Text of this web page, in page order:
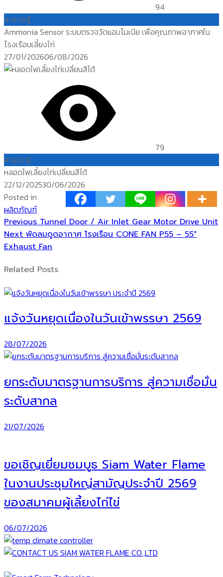
94
สาระน่ารู้
Ammonia Sensor ระบบตรวจวัดแอมโมเนีย เพื่อคุณภาพอากาศใน
โรงเรือนเลี้ยงไก่
Posted
on
27/01/202606/08/2026
79
สาระน่ารู้
หลอดไฟเลี้ยงไก่เปลี่ยนสีได้
Posted
on
22/12/202530/06/2026
Posted in
ผลิตภัณฑ์
แนะแนว
เรื่อง
Previous Previous
post:
Tunnel Door / Air Inlet Gear Motor Drive Unit
Next Next
post:
พัดลมดูดอากาศ โรงเรือน CONE FAN P55 – 55″
Exhaust Fan
Related Posts
แจ้งวันหยุดเนื่องในวันเข้าพรรษา 2569
28/07/2026
ยกระดับมาตรฐานการบริการ สู่ความเชื่อมั่น
ระดับสากล
21/07/2026
ขอเชิญเยี่ยมชมบูธ Siam Water Flame
ในงานประชุมใหญ่สามัญประจำปี 2569
ของสมาคมผู้เลี้ยงไก่ไข่
06/07/2026